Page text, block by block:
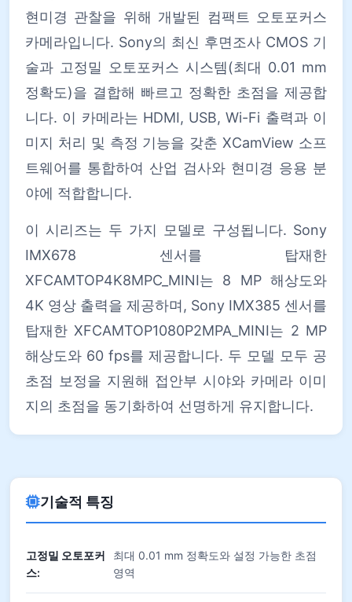
현미경 관찰을 위해 개발된 컴팩트 오토포커스
카메라입니다. Sony의 최신 후면조사 CMOS 기
술과 고정밀 오토포커스 시스템(최대 0.01 mm
정확도)을 결합해 빠르고 정확한 초점을 제공합
니다. 이 카메라는 HDMI, USB, Wi-Fi 출력과 이
미지 처리 및 측정 기능을 갖춘 XCamView 소프
트웨어를 통합하여 산업 검사와 현미경 응용 분
야에 적합합니다.
이 시리즈는 두 가지 모델로 구성됩니다. Sony
IMX678 센서를 탑재한
XFCAMTOP4K8MPC_MINI는 8 MP 해상도와
4K 영상 출력을 제공하며, Sony IMX385 센서를
탑재한 XFCAMTOP1080P2MPA_MINI는 2 MP
해상도와 60 fps를 제공합니다. 두 모델 모두 공
초점 보정을 지원해 접안부 시야와 카메라 이미
지의 초점을 동기화하여 선명하게 유지합니다.
기술적 특징
고정밀 오토포커
스:
최대 0.01 mm 정확도와 설정 가능한 초점
영역